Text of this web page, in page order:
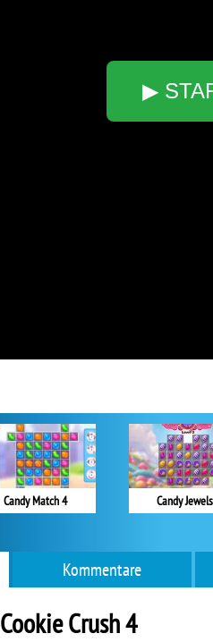
▶
Candy Match 4 Candy Jewels
Kommentare
Cookie Crush 4